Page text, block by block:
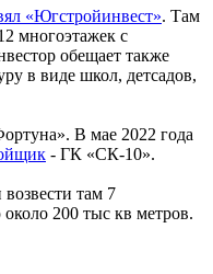
«Югстройинвест». Там
многоэтажек с
обещает также
в виде школ, детсадов,
В мае 2022 года
- ГК «СК-10».
там 7
200 тыс кв метров.